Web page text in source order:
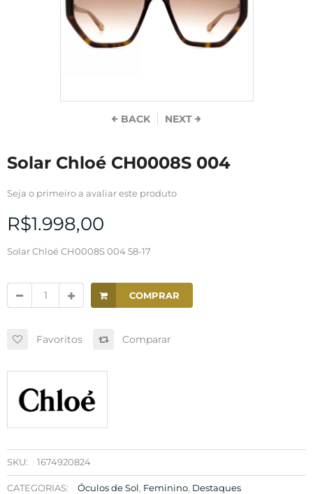
BACK NEXT
Solar Chloé CH0008S 004
Seja o primeiro a avaliar este produto
R$1.998,00
Solar Chloé CH0008S 004 58-17
COMPRAR
Favoritos Comparar
SKU: 1674920824
CATEGORIAS: Óculos de Sol, Feminino, Destaques